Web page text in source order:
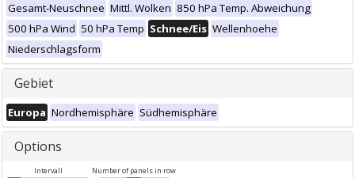
Gesamt-Neuschnee Mittl. Wolken 850 hPa Temp. Abweichung
500 hPa Wind 50 hPa Temp Schnee/Eis Wellenhoehe
Niederschlagsform
Gebiet
Europa Nordhemisphäre Südhemisphäre
Options
Intervall Number of panels in row